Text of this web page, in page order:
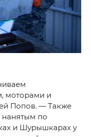
моторами и
Попов. — Также
нанятым по
и Шурышкарах у